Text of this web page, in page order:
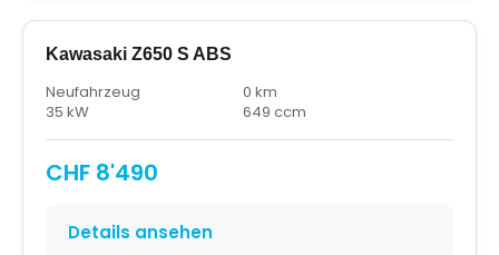
Kawasaki Z650 S ABS
Neufahrzeug
0 km
35 kW
649 ccm
CHF 8'490
Details ansehen